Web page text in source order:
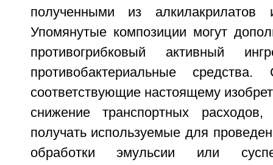
полученными из алкилакрилатов
Упомянутые композиции могут
противогрибковый активный
противобактериальные средства.
соответствующие настоящему
снижение транспортных
получать используемые для
обработки эмульсии или